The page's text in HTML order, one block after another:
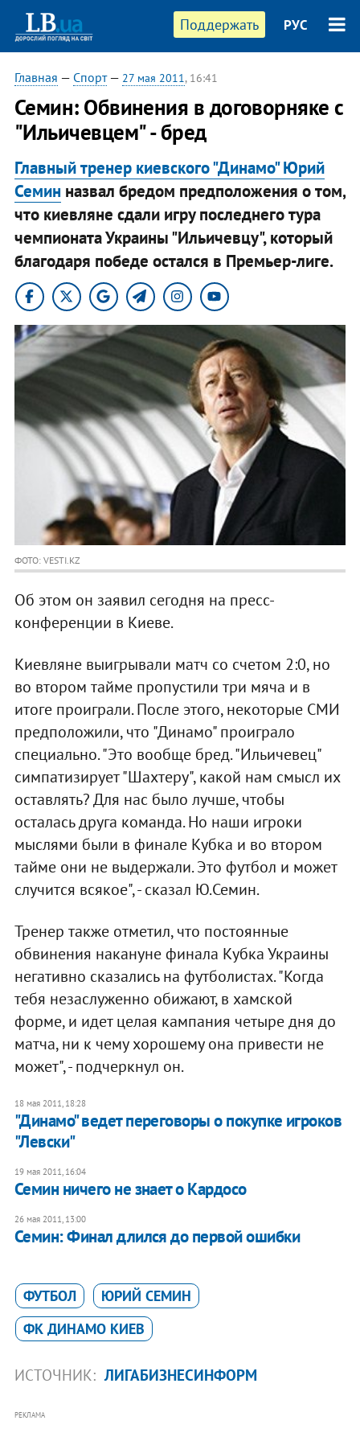
Поддержать РУС
Главная — Спорт— 27 мая 2011, 16:41
Семин: Обвинения в договорняке с
"Ильичевцем" - бред
Главный тренер киевского "Динамо" Юрий
Семин назвал бредом предположения о том,
что киевляне сдали игру последнего тура
чемпионата Украины "Ильичевцу", который
благодаря победе остался в Премьер-лиге.
ФОТО: VESTI.KZ
Об этом он заявил сегодня на пресс-
конференции в Киеве.
Киевляне выигрывали матч со счетом 2:0, но
во втором тайме пропустили три мяча и в
итоге проиграли. После этого, некоторые СМИ
предположили, что "Динамо" проиграло
специально. "Это вообще бред. "Ильичевец"
симпатизирует "Шахтеру", какой нам смысл их
оставлять? Для нас было лучше, чтобы
осталась друга команда. Но наши игроки
мыслями были в финале Кубка и во втором
тайме они не выдержали. Это футбол и может
случится всякое", - сказал Ю.Семин.
Тренер также отметил, что постоянные
обвинения накануне финала Кубка Украины
негативно сказались на футболистах. "Когда
тебя незаслуженно обижают, в хамской
форме, и идет целая кампания четыре дня до
матча, ни к чему хорошему она привести не
может", - подчеркнул он.
18 мая 2011, 18:28
​"Динамо" ведет переговоры о покупке игроков
"Левски"
19 мая 2011, 16:04
Семин ничего не знает о Кардосо
26 мая 2011, 13:00
Семин: Финал длился до первой ошибки
ФУТБОЛ
ЮРИЙ СЕМИН
ФК ДИНАМО КИЕВ
ИСТОЧНИК: ЛИГАБИЗНЕСИНФОРМ
РЕКЛАМА